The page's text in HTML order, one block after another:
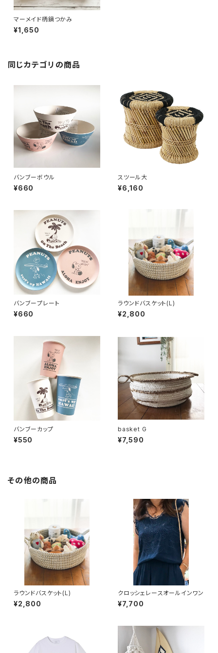
マーメイド柄鍋つかみ
¥1,650
同じカテゴリの商品
バンブーボウル
¥660
スツール大
¥6,160
バンブープレート
¥660
ラウンドバスケット(L)
¥2,800
バンブーカップ
¥550
basket G
¥7,590
その他の商品
ラウンドバスケット(L)
¥2,800
クロッシェレースオールインワン
¥7,700